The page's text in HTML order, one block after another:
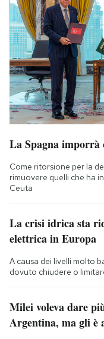
La Spagna
Come ritorsione per la
rimuovere quelli che ha
Ceuta
La crisi idrica sta
elettrica in Europa
A causa dei livelli molto
dovuto chiudere o
Milei voleva dare
Argentina, ma gli è